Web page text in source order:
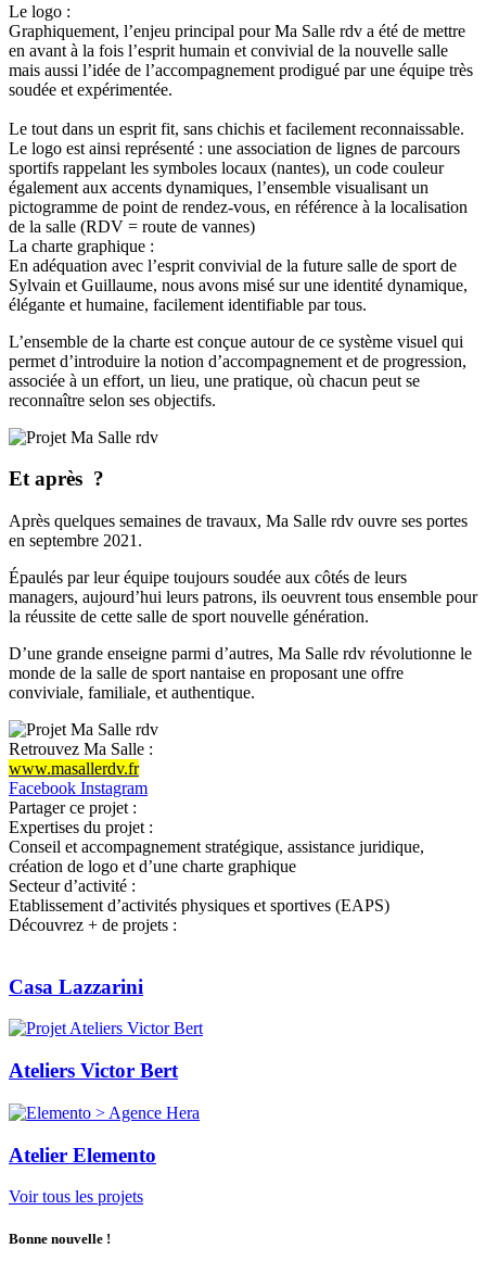
Le logo :
Graphiquement, l’enjeu principal pour Ma Salle rdv a été de mettre
en avant à la fois l’esprit humain et convivial de la nouvelle salle
mais aussi l’idée de l’accompagnement prodigué par une équipe très
soudée et expérimentée.
Le tout dans un esprit fit, sans chichis et facilement reconnaissable.
Le logo est ainsi représenté : une association de lignes de parcours
sportifs rappelant les symboles locaux (nantes), un code couleur
également aux accents dynamiques, l’ensemble visualisant un
pictogramme de point de rendez-vous, en référence à la localisation
de la salle (RDV = route de vannes)
La charte graphique :
En adéquation avec l’esprit convivial de la future salle de sport de
Sylvain et Guillaume, nous avons misé sur une identité dynamique,
élégante et humaine, facilement identifiable par tous.
L’ensemble de la charte est conçue autour de ce système visuel qui
permet d’introduire la notion d’accompagnement et de progression,
associée à un effort, un lieu, une pratique, où chacun peut se
reconnaître selon ses objectifs.
Et après ?
Après quelques semaines de travaux, Ma Salle rdv ouvre ses portes
en septembre 2021.
Épaulés par leur équipe toujours soudée aux côtés de leurs
managers, aujourd’hui leurs patrons, ils oeuvrent tous ensemble pour
la réussite de cette salle de sport nouvelle génération.
D’une grande enseigne parmi d’autres, Ma Salle rdv révolutionne le
monde de la salle de sport nantaise en proposant une offre
conviviale, familiale, et authentique.
Retrouvez Ma Salle :
www.masallerdv.fr
Facebook Instagram
Partager ce projet :
Expertises du projet :
Conseil et accompagnement stratégique, assistance juridique,
création de logo et d’une charte graphique
Secteur d’activité :
Etablissement d’activités physiques et sportives (EAPS)
Découvrez + de projets :
Casa Lazzarini
Ateliers Victor Bert
Atelier Elemento
Voir tous les projets
Bonne nouvelle !